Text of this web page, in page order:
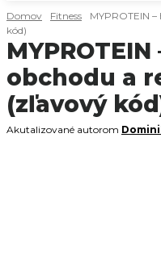
Domov Fitness
MYPROTEIN
kód)
obchodu a
(zľavový
Akutalizované autorom